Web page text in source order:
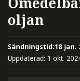
oljan
Sändningstid:18 jan.
Uppdaterad: 1 okt.